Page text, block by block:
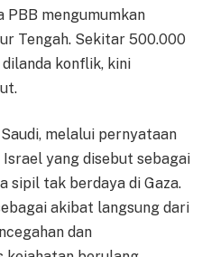
PBB mengumumkan
Tengah. Sekitar 500.000
dilanda konflik, kini
melalui pernyataan
yang disebut sebagai
sipil tak berdaya di Gaza.
akibat langsung dari
dan